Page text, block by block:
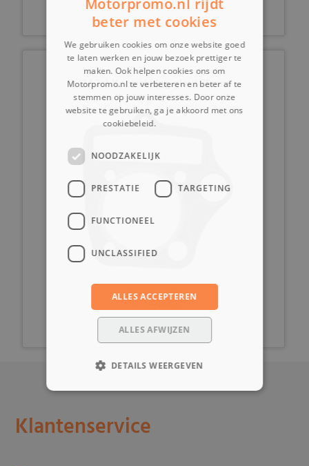
(2A2c) Koppakking gleuf 75mm
€ 12,99
Klantenservice
beter met cookies
We gebruiken cookies om onze website goed
te laten werken en jouw bezoek prettiger te
maken. Ook helpen cookies ons om
Motorpromo.nl te verbeteren en beter af te
stemmen op jouw interesses. Door onze
website te gebruiken, ga je akkoord met ons
cookiebeleid.
NOODZAKELIJK
PRESTATIE TARGETING
FUNCTIONEEL
UNCLASSIFIED
ALLES ACCEPTEREN
ALLES AFWIJZEN
DETAILS WEERGEVEN